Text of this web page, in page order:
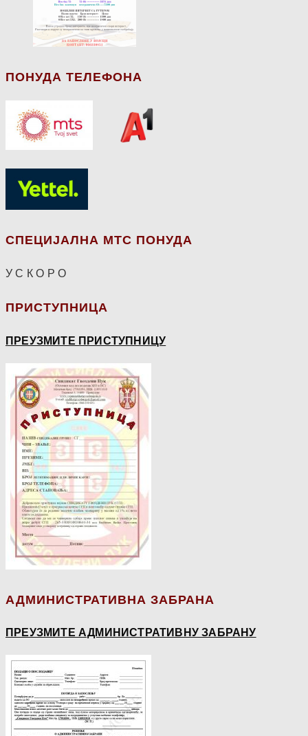
ПОНУДА ТЕЛЕФОНА
СПЕЦИЈАЛНА МТС ПОНУДА
У С К О Р О
ПРИСТУПНИЦА
ПРЕУЗМИТЕ ПРИСТУПНИЦУ
АДМИНИСТРАТИВНА ЗАБРАНА
ПРЕУЗМИТЕ АДМИНИСТРАТИВНУ ЗАБРАНУ